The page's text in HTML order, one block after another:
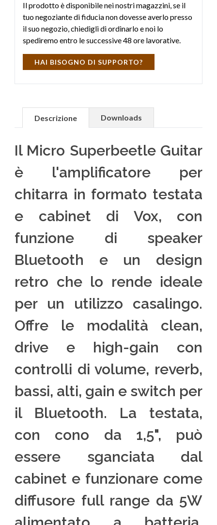
Il prodotto è disponibile nei nostri magazzini, se il
tuo negoziante di fiducia non dovesse averlo presso
il suo negozio, chiedigli di ordinarlo e noi lo
spediremo entro le successive 48 ore lavorative.
HAI BISOGNO DI SUPPORTO?
Descrizione Downloads
Il Micro Superbeetle Guitar
è l'amplificatore per
chitarra in formato testata
e cabinet di Vox, con
funzione di speaker
Bluetooth e un design
retro che lo rende ideale
per un utilizzo casalingo.
Offre le modalità clean,
drive e high-gain con
controlli di volume, reverb,
bassi, alti, gain e switch per
il Bluetooth. La testata,
con cono da 1,5", può
essere sganciata dal
cabinet e funzionare come
diffusore full range da 5W